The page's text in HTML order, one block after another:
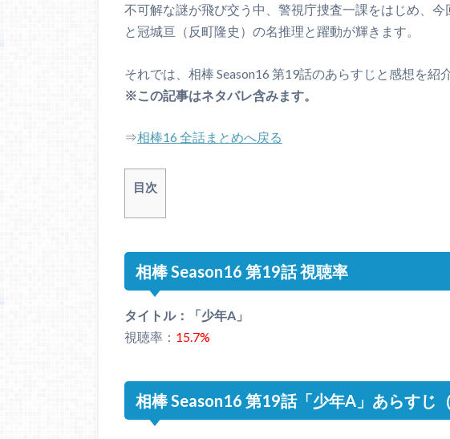
不可解な謎が飛び交う中、警視庁捜査一課をはじめ、今
と冠城亘（反町隆史）の名推理と躍動が輝きます。
それでは、相棒 Season16 第19話のあらすじと感想を紹
※この記事はネタバレ含みます。
⇒相棒16 全話まとめへ戻る
目次
相棒 Season16 第19話 視聴率
タイトル：「少年A」
視聴率： 15.7%
相棒 Season16 第19話「少年A」あらすじ